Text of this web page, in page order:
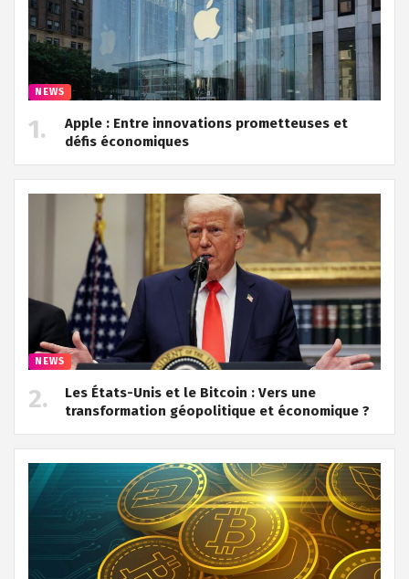
NEWS
Apple : Entre innovations prometteuses et
défis économiques
NEWS
Les États-Unis et le Bitcoin : Vers une
transformation géopolitique et économique ?